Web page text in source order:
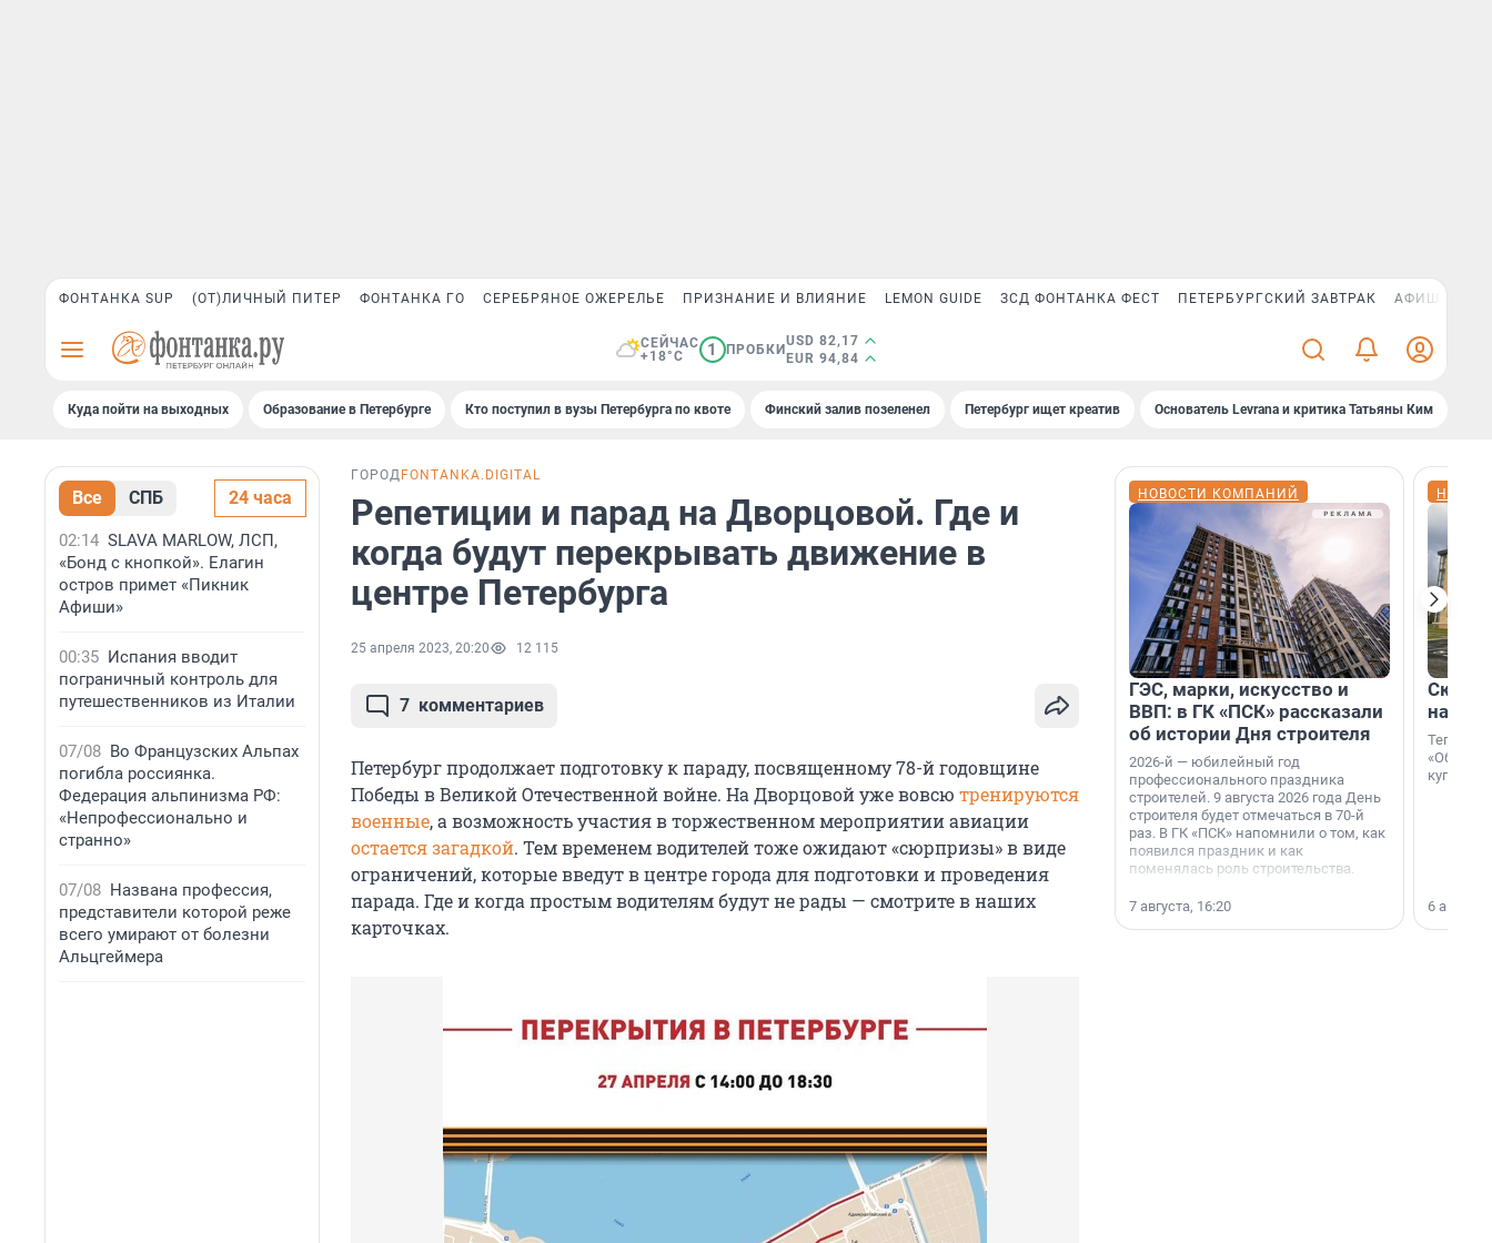
ФОНТАНКА SUP (ОТ)ЛИЧНЫЙ ПИТЕР ФОНТАНКА ГО СЕРЕБРЯНОЕ ОЖЕРЕЛЬЕ ПРИЗНАНИЕ И ВЛИЯНИЕ LEMON GUIDE ЗСД ФОНТАНКА ФЕСТ ПЕТЕРБУРГСКИЙ ЗАВТРАК АФИША PLUS
СЕЙЧАС
+18°C
1 ПРОБКИ
USD 82,17
EUR 94,84
Куда пойти на выходных Образование в Петербурге Кто поступил в вузы Петербурга по квоте Финский залив позеленел Петербург ищет креатив Основатель Levrana и критика Татьяны Ким
Все СПБ 24 часа
02:14 SLAVA MARLOW, ЛСП,
«Бонд с кнопкой». Елагин
остров примет «Пикник
Афиши»
00:35 Испания вводит
пограничный контроль для
путешественников из Италии
07/08 Во Французских Альпах
погибла россиянка.
Федерация альпинизма РФ:
«Непрофессионально и
странно»
07/08 Названа профессия,
представители которой реже
всего умирают от болезни
Альцгеймера
ГОРОД FONTANKA.DIGITAL
Репетиции и парад на Дворцовой. Где и
когда будут перекрывать движение в
центре Петербурга
25 апреля 2023, 20:20 12 115
7 комментариев
Петербург продолжает подготовку к параду, посвященному 78-й годовщине
Победы в Великой Отечественной войне. На Дворцовой уже вовсю тренируются
военные, а возможность участия в торжественном мероприятии авиации
остается загадкой. Тем временем водителей тоже ожидают «сюрпризы» в виде
ограничений, которые введут в центре города для подготовки и проведения
парада. Где и когда простым водителям будут не рады — смотрите в наших
карточках.
НОВОСТИ КОМПАНИЙ
ГЭС, марки, искусство и
ВВП: в ГК «ПСК» рассказали
об истории Дня строителя
2026-й — юбилейный год
профессионального праздника
строителей. 9 августа 2026 года День
строителя будет отмечаться в 70-й
раз. В ГК «ПСК» напомнили о том, как
появился праздник и как
поменялась роль строительства.
7 августа, 16:20
на
Теперь
купить
6